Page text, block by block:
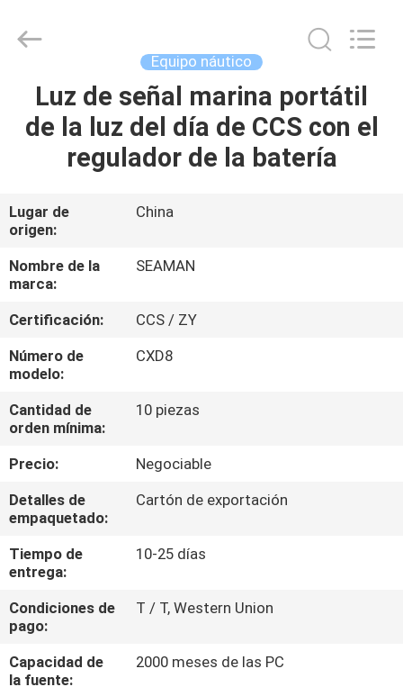
HOGAR
PRODUCTOS
VIDEOS
SOBRE
NOSOTROS
VIAJE
DE
LA
CONTROL
CALIDAD
COMPANY
NEWS
Seaman
Marine
Equipo náutico
Luz de señal marina portátil
de la luz del día de CCS con el
regulador de la batería
Lugar de
origen:
China
Nombre de la
marca:
SEAMAN
Certificación:
CCS / ZY
Número de
modelo:
CXD8
Cantidad de
orden mínima:
10 piezas
Precio:
Negociable
Detalles de
empaquetado:
Cartón de exportación
Tiempo de
entrega:
10-25 días
Condiciones de
pago:
T / T, Western Union
Capacidad de
la fuente:
2000 meses de las PC